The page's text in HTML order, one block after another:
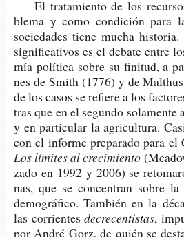
El tra­ta­mien­to de los
ble­ma y como con­di­ción para
socie­da­des tiene mucha
sig­ni­fi­ca­ti­vos es el deba­te entre
mía polí­ti­ca sobre su fini­tud, a
nes de Smith (1776) y de
de los casos se refie­re a los
tras que en el segun­do sola­men­te
y en par­ti­cu­lar la agri­cul­tu­ra.
con el infor­me pre­pa­ra­do para
Los lími­tes al crecimiento
za­do en 1992 y 2006) se
nas, que se con­cen­tran sobre
demo­grá­fi­co. Tam­bién en la
las corrientes decrecentistas,
por André Gorz, de quién se